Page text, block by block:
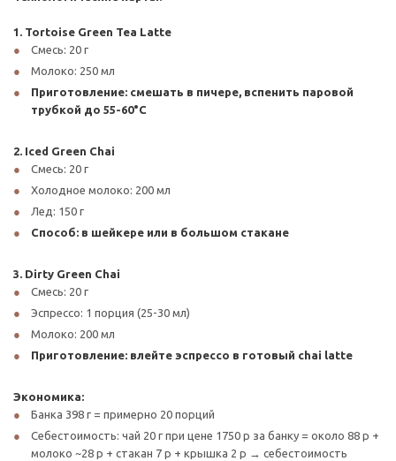
1. Tortoise Green Tea Latte
Смесь: 20 г
Молоко: 250 мл
Приготовление: смешать в пичере, вспенить паровой
трубкой до 55-60°C
2. Iced Green Chai
Смесь: 20 г
Холодное молоко: 200 мл
Лед: 150 г
Способ: в шейкере или в большом стакане
3. Dirty Green Chai
Смесь: 20 г
Эспрессо: 1 порция (25-30 мл)
Молоко: 200 мл
Приготовление: влейте эспрессо в готовый chai latte
Экономика:
Банка 398 г = примерно 20 порций
Себестоимость: чай 20 г при цене 1750 р за банку = около 88 р +
молоко ~28 р + стакан 7 р + крышка 2 р → себестоимость